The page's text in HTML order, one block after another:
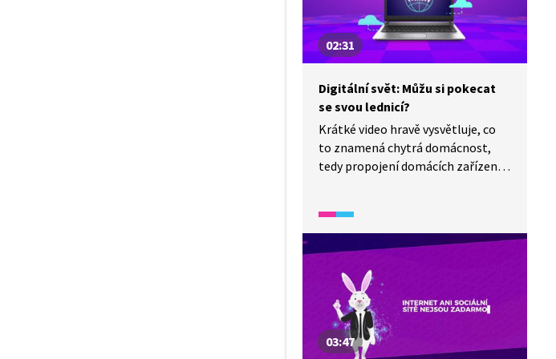
díky těmto chytrým přístrojům
vymyslet i třeba nějakou lest?
Podívejme se na kluky do Datové
02:31
Digitální svět: Můžu si pokecat
se svou lednicí?
Krátké video hravě vysvětluje, co
to znamená chytrá domácnost,
tedy propojení domácích zařízení,
může být domácnost se spotřebiči
propojená a jak je lze ovládat třeba
hlasem nebo mobilem. Video
odpovídá i na otázku, jestli si
budeme moci povídat s ledničkou
a co všechno už dnes technologie
v domácnosti zvládnou. Otevřeme
také otázku, jak nám mohou
03:47